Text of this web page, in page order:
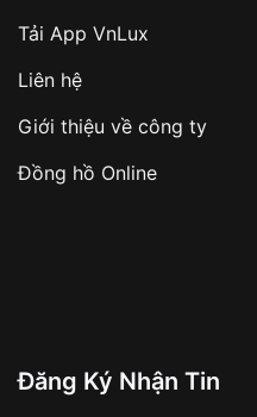
sản phẩm đặc biệt
Khách hàng cần
hàng
Số tiền còn lại
✔️ Hạn chế tình
Từ khóa SEO:
Tải App VnLux
Liên hệ
Giới thiệu về công ty
Đồng hồ Online
Đăng Ký Nhận Tin